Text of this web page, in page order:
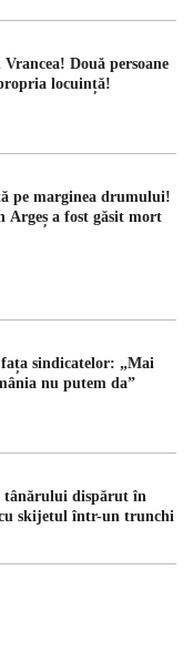
Două persoane
locuință!
pe marginea drumului!
Argeș a fost găsit mort
sindicatelor: „Mai
nu putem da”
tânărului dispărut în
skijetul într-un trunchi